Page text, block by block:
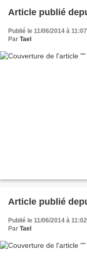
Publié le 11/06/2014 à 11:07
Par Tael
Publié le 11/06/2014 à 11:02
Par Tael